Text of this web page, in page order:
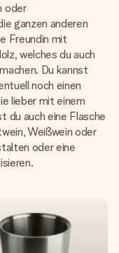
oder
ganzen anderen
Freundin mit
welches du auch
Du kannst
noch einen
lieber mit einem
du auch eine Flasche
Weißwein oder
oder eine